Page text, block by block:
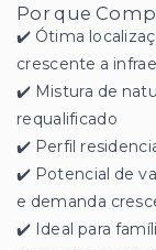
Por que
✔️ Ótima
crescente a
✔️ Mistura de
requalificado
✔️ Perfil
✔️ Potencial de
e demanda
✔️ Ideal para